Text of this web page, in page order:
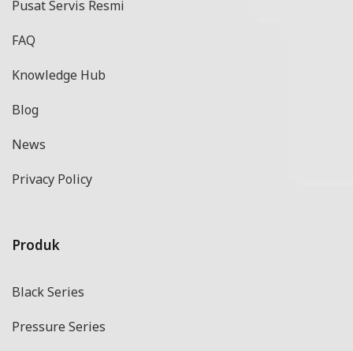
Pusat Servis Resmi
FAQ
Knowledge Hub
Blog
News
Privacy Policy
Produk
Black Series
Pressure Series